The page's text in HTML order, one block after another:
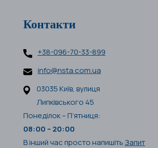
Контакти
+38-096-70-33-899
info@nsta.com.ua
03035 Київ, вулиця
Липківського 45
Понеділок – П’ятниця:
08:00 – 20:00
В інший час просто напишітьЗапит